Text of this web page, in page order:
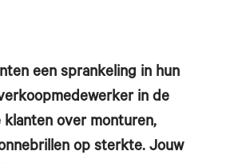
een sprankeling in hun
in de
over monturen,
op sterkte. Jouw